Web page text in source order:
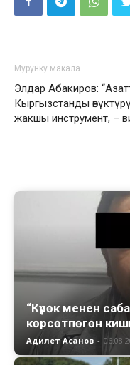
Мурунку макала
Элдар Абакиров:
Кыргызстанды
жакшы инструмент, –
“Күрөк менен
көрсөтпөгөн
Адилет Асанов -